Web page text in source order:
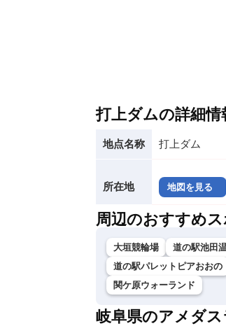
打上ダムの詳細情
地点名称 打上ダム
所在地 地図を見る
周辺のおすすめス
大垣競輪場 道の駅池田
道の駅パレットピアおおの
関ケ原ウォーランド
岐阜県のアメダ